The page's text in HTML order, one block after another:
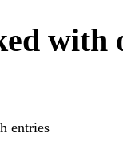
with
entries